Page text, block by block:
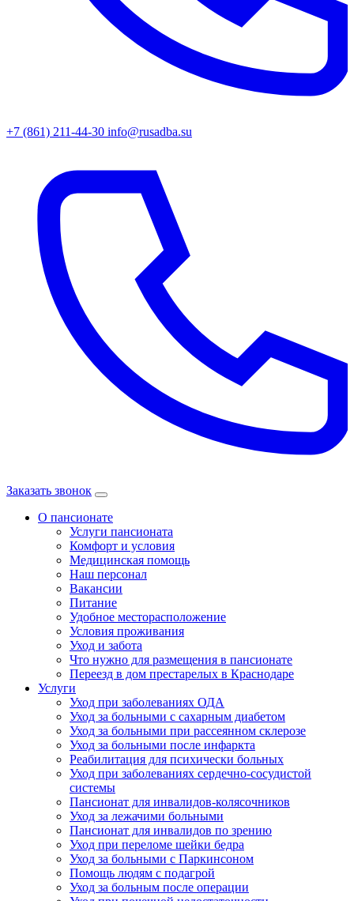
+7 (861) 211-44-30 info@rusadba.su
Заказать звонок
О пансионате
Услуги пансионата
Комфорт и условия
Медицинская помощь
Наш персонал
Вакансии
Питание
Удобное месторасположение
Условия проживания
Уход и забота
Что нужно для размещения в пансионате
Переезд в дом престарелых в Краснодаре
Услуги
Уход при заболеваниях ОДА
Уход за больными с сахарным диабетом
Уход за больными при рассеянном склерозе
Уход за больными после инфаркта
Реабилитация для психически больных
Уход при заболеваниях сердечно-сосудистой
системы
Пансионат для инвалидов-колясочников
Уход за лежачими больными
Пансионат для инвалидов по зрению
Уход при переломе шейки бедра
Уход за больными с Паркинсоном
Помощь людям с подагрой
Уход за больным после операции